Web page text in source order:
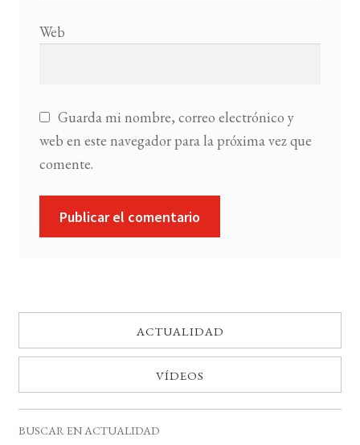
Web
Guarda mi nombre, correo electrónico y
web en este navegador para la próxima vez que
comente.
ACTUALIDAD
VÍDEOS
BUSCAR EN ACTUALIDAD